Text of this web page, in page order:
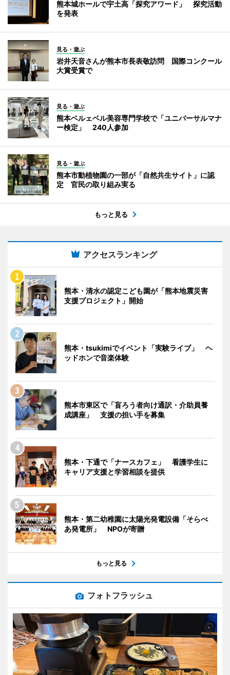
熊本城ホールで宇土高「探究アワード」 探究活動
を発表
見る・遊ぶ
岩井天音さんが熊本市長表敬訪問 国際コンクール
大賞受賞で
見る・遊ぶ
熊本ベルェベル美容専門学校で「ユニバーサルマナ
ー検定」 240人参加
見る・遊ぶ
熊本市動植物園の一部が「自然共生サイト」に認
定 官民の取り組み実る
もっと見る
アクセスランキング
熊本・清水の認定こども園が「熊本地震災害
支援プロジェクト」開始
熊本・tsukimiでイベント「実験ライブ」 ヘ
ッドホンで音楽体験
熊本市東区で「盲ろう者向け通訳・介助員養
成講座」 支援の担い手を募集
熊本・下通で「ナースカフェ」 看護学生に
キャリア支援と学習相談を提供
熊本・第二幼稚園に太陽光発電設備「そらべ
あ発電所」 NPOが寄贈
もっと見る
フォトフラッシュ